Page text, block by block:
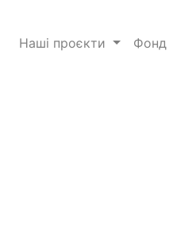
Наші проєкти Фонд